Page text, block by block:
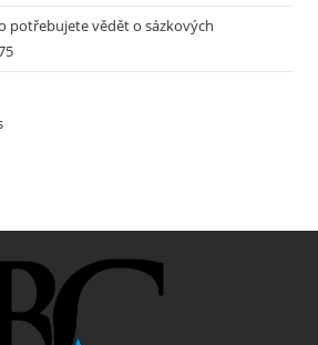
potřebujete vědět o sázkových